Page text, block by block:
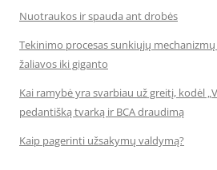
Nuotraukos ir spauda ant drobės
Tekinimo procesas sunkiųjų
žaliavos iki giganto
Kai ramybė yra svarbiau už greitį, kodėl
pedantišką tvarką ir BCA draudimą
Kaip pagerinti užsakymų valdymą?